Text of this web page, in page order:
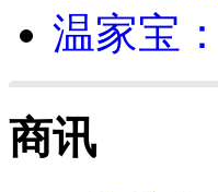
温家宝
商讯